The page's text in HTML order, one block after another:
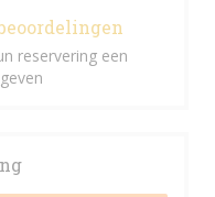
reservering een